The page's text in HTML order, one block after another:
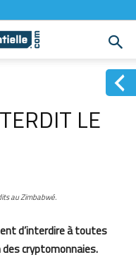
LE
au Zimbabwé.
d’interdire à toutes
des cryptomonnaies.